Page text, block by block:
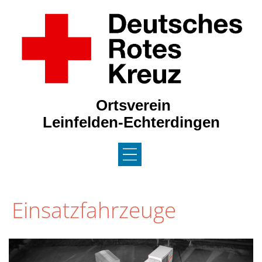
Ortsverein
Leinfelden-Echterdingen
GEMEINSCHAFTEN
BEREITSCHAFT
Einsatzfahrzeuge